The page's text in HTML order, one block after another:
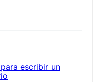
escribir un